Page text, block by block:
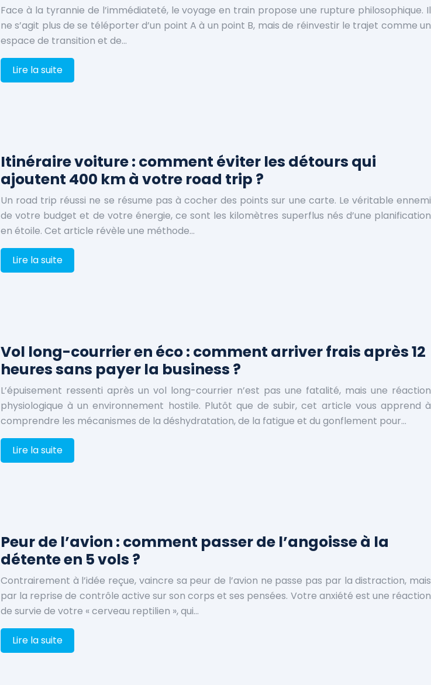
Face à la tyrannie de l’immédiateté, le voyage en train propose une rupture philosophique. Il
ne s’agit plus de se téléporter d’un point A à un point B, mais de réinvestir le trajet comme un
espace de transition et de…
Lire la suite
Itinéraire voiture : comment éviter les détours qui
ajoutent 400 km à votre road trip ?
Un road trip réussi ne se résume pas à cocher des points sur une carte. Le véritable ennemi
de votre budget et de votre énergie, ce sont les kilomètres superflus nés d’une planification
en étoile. Cet article révèle une méthode…
Lire la suite
Vol long-courrier en éco : comment arriver frais après 12
heures sans payer la business ?
L’épuisement ressenti après un vol long-courrier n’est pas une fatalité, mais une réaction
physiologique à un environnement hostile. Plutôt que de subir, cet article vous apprend à
comprendre les mécanismes de la déshydratation, de la fatigue et du gonflement pour…
Lire la suite
Peur de l’avion : comment passer de l’angoisse à la
détente en 5 vols ?
Contrairement à l’idée reçue, vaincre sa peur de l’avion ne passe pas par la distraction, mais
par la reprise de contrôle active sur son corps et ses pensées. Votre anxiété est une réaction
de survie de votre « cerveau reptilien », qui…
Lire la suite